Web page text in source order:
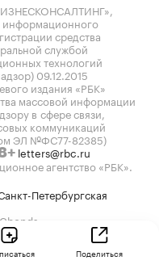
информационного
средства
службой
технологий
09.12.2015
издания «РБК»
массовой информации
в сфере связи,
коммуникаций
ЭЛ №ФС77-82385)
letters@rbc.ru
агентство «РБК».
Петербургская
Поделиться